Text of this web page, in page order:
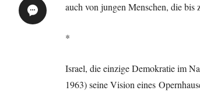
auch von jungen Menschen, die bis
*
Israel, die einzige Demokratie im
1963) seine Vision eines